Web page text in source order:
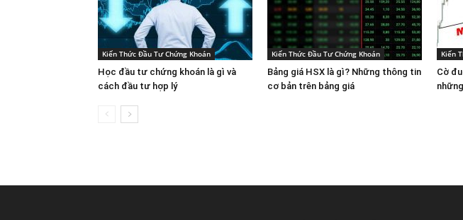
Kiến Thức Đầu Tư Chứng Khoán
Học đầu tư chứng khoán là gì và
cách đầu tư hợp lý
Kiến Thức Đầu Tư Chứng Khoán
Bảng giá HSX là gì? Những thông tin
cơ bản trên bảng giá
Kiến
Cờ